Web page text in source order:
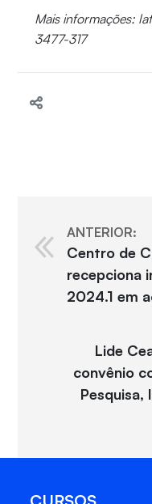
Mais informações:
3477-317
ANTERIOR:
Centro de
recepciona
2024.1 em
Lide
convênio
Pesquisa,